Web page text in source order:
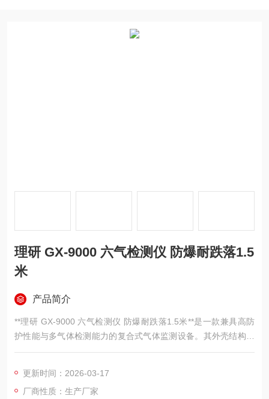
理研 GX-9000 六气检测仪 防爆耐跌落1.5
米
产品简介
**理研 GX-9000 六气检测仪 防爆耐跌落1.5米**是一款兼具高防
护性能与多气体检测能力的复合式气体监测设备。其外壳结构经
过严格设计，通过了1.5米高度的耐跌落测试，并具备IP66/68防
六种传感器，覆盖氧气、可燃气及VOC、氨气等多种气体。内置
强力泵吸系统采样距离达45米，为石化、船舶等领域提供可靠的
更新时间：2026-03-17
厂商性质：生产厂家